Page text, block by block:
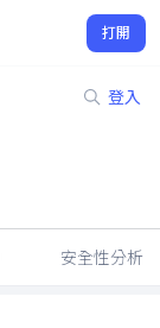
打開
登入
安全性分析